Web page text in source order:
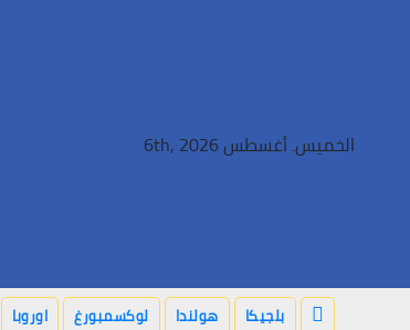
الخميس. أغسطس 6th, 2026
بلجيكا هولندا لوكسمبورغ اوروبا